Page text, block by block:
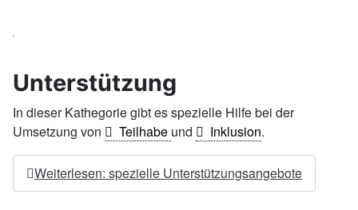
Unterstützung
In dieser Kathegorie gibt es spezielle Hilfe bei der
Umsetzung von
Teilhabe und Inklusion.
Weiterlesen: spezielle Unterstützungsangebote